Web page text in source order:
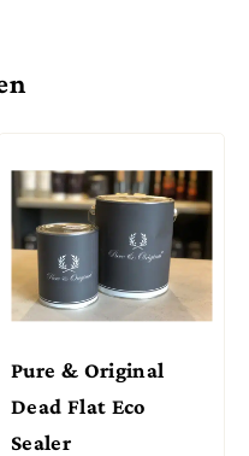
Pure & Original
Dead Flat Eco
Sealer